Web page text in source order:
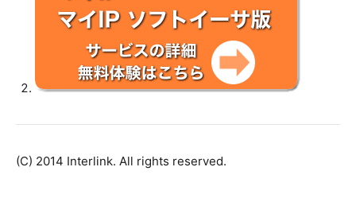
(C) 2014 Interlink. All rights reserved.